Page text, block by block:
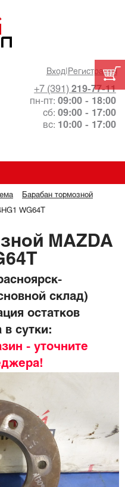
Вход| Регистрация
+7 (391) 219-77-11
пн-пт: 09:00 - 18:00
сб: 09:00 - 17:00
вс: 10:00 - 17:00
Барабан тормозной
WG64T
MAZDA
склад)
остатков
в сутки:
- уточните